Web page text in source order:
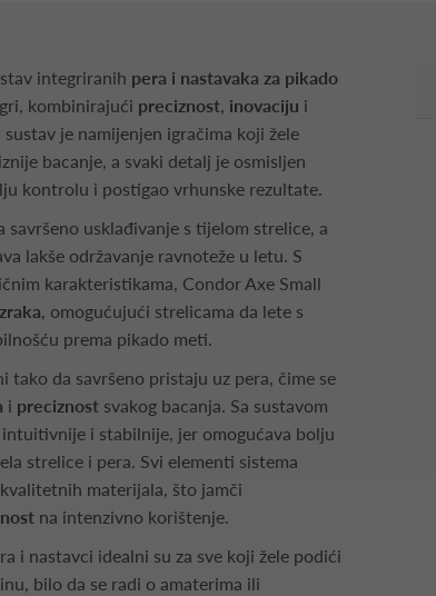
integriranih pera i nastavaka za pikado
kombinirajući preciznost, inovaciju i
sustav je namijenjen igračima koji žele
bacanje, a svaki detalj je osmisljen
kontrolu i postigao vrhunske rezultate.
savršeno usklađivanje s tijelom strelice, a
lakše održavanje ravnoteže u letu. S
karakteristikama, Condor Axe Small
, omogućujući strelicama da lete s
prema pikado meti.
tako da savršeno pristaju uz pera, čime se
i preciznost svakog bacanja. Sa sustavom
i stabilnije, jer omogućava bolju
strelice i pera. Svi elementi sistema
materijala, što jamči
na intenzivno korištenje.
i nastavci idealni su za sve koji žele podići
bilo da se radi o amaterima ili